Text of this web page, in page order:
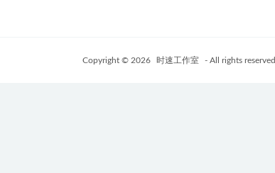
Copyright © 2026 时速工作室 - All rights reserved